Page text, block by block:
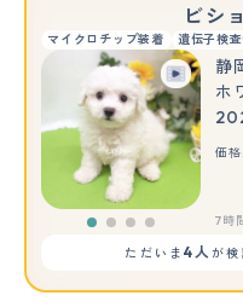
ビシ
マイクロチップ装着 遺伝子検
静
ホ
価格:
7時
ただいま 4人が検